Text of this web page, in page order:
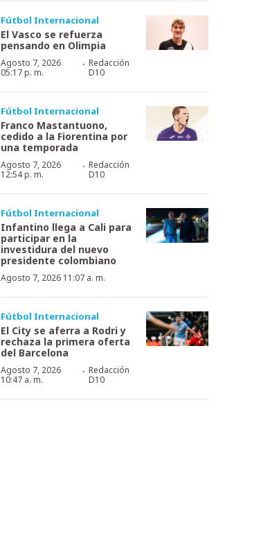
Fútbol Internacional
El Vasco se refuerza
pensando en Olimpia
Agosto 7, 2026
05:17 p. m.
· Redacción
D10
Fútbol Internacional
Franco Mastantuono,
cedido a la Fiorentina por
una temporada
Agosto 7, 2026
12:54 p. m.
· Redacción
D10
Fútbol Internacional
Infantino llega a Cali para
participar en la
investidura del nuevo
presidente colombiano
Agosto 7, 2026 11:07 a. m.
Fútbol Internacional
El City se aferra a Rodri y
rechaza la primera oferta
del Barcelona
Agosto 7, 2026
10:47 a. m.
· Redacción
D10